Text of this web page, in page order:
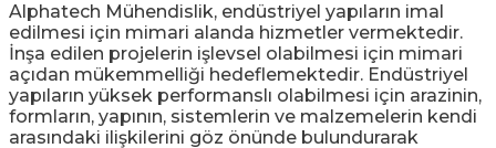
Alphatech Mühendislik, endüstriyel yapıların imal
edilmesi için mimari alanda hizmetler vermektedir.
İnşa edilen projelerin işlevsel olabilmesi için mimari
açıdan mükemmelliği hedeflemektedir. Endüstriyel
yapıların yüksek performanslı olabilmesi için arazinin,
formların, yapının, sistemlerin ve malzemelerin kendi
arasındaki ilişkilerini göz önünde bulundurarak